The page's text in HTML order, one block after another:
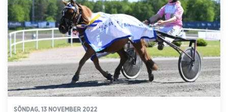
SÖNDAG, 13 NOVEMBER 2022